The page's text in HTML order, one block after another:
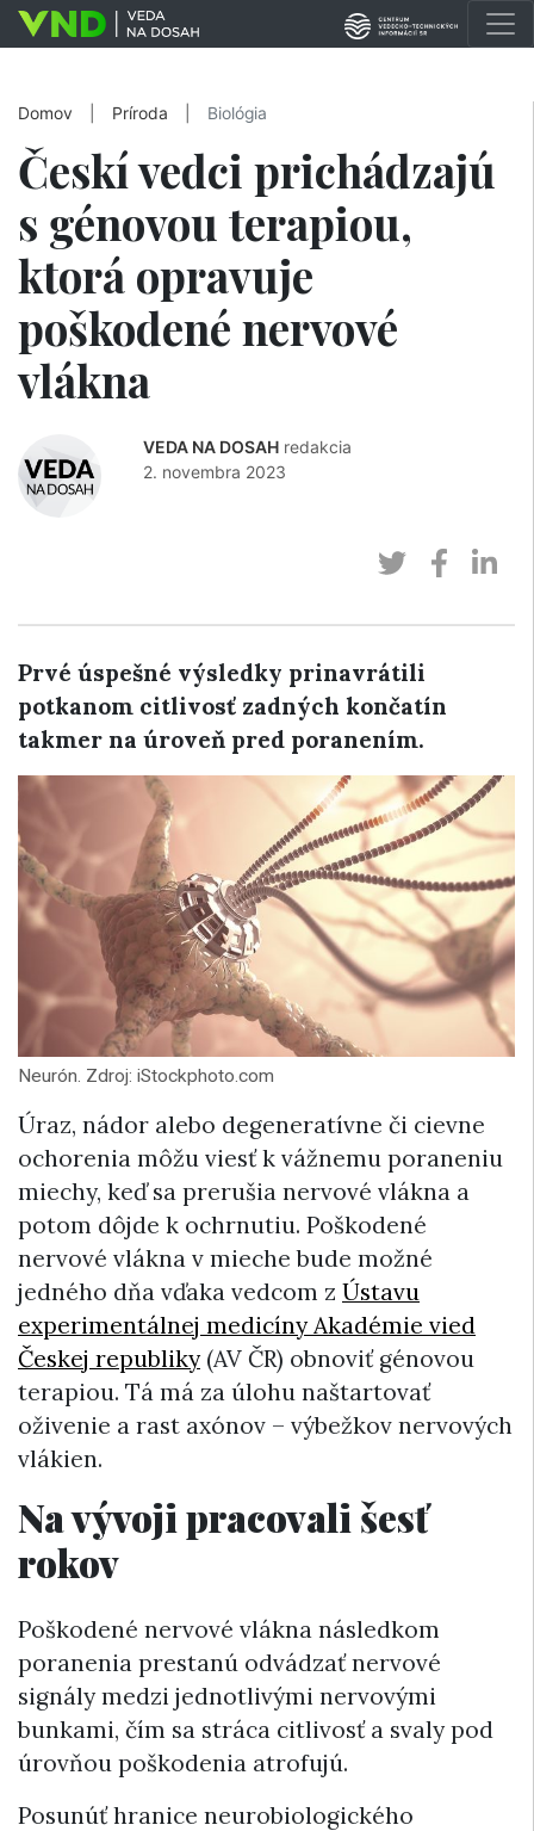
Domov Príroda Biológia
Českí vedci prichádzajú
s génovou terapiou,
ktorá opravuje
poškodené nervové
vlákna
VEDA NA DOSAH redakcia
2. novembra 2023
Prvé úspešné výsledky prinavrátili
potkanom citlivosť zadných končatín
takmer na úroveň pred poranením.
Neurón. Zdroj: iStockphoto.com
Úraz, nádor alebo degeneratívne či cievne
ochorenia môžu viesť k vážnemu poraneniu
miechy, keď sa prerušia nervové vlákna a
potom dôjde k ochrnutiu. Poškodené
nervové vlákna v mieche bude možné
jedného dňa vďaka vedcom z Ústavu
experimentálnej medicíny Akadémie vied
Českej republiky(AV ČR) obnoviť génovou
terapiou. Tá má za úlohu naštartovať
oživenie a rast axónov – výbežkov nervových
vlákien.
Na vývoji pracovali šesť
rokov
Poškodené nervové vlákna následkom
poranenia prestanú odvádzať nervové
signály medzi jednotlivými nervovými
bunkami, čím sa stráca citlivosť a svaly pod
úrovňou poškodenia atrofujú.
Posunúť hranice neurobiologického